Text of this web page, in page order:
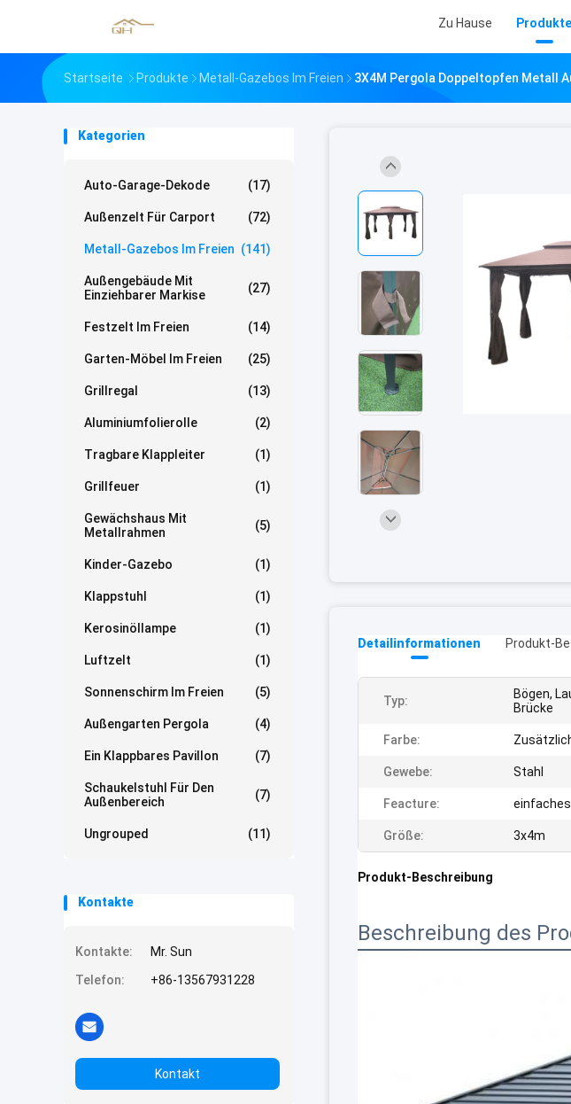
Zu Hause Produkte
Startseite Produkte Metall-Gazebos Im Freien 3X4M Pergola Doppeltopfen Metall
Kategorien
Auto-Garage-Dekode (17)
Außenzelt Für Carport (72)
Metall-Gazebos Im Freien (141)
Außengebäude Mit
Einziehbarer Markise
(27)
Festzelt Im Freien (14)
Garten-Möbel Im Freien (25)
Grillregal (13)
Aluminiumfolierolle (2)
Tragbare Klappleiter (1)
Grillfeuer (1)
Gewächshaus Mit
Metallrahmen
(5)
Kinder-Gazebo (1)
Klappstuhl (1)
Kerosinöllampe (1)
Luftzelt (1)
Sonnenschirm Im Freien (5)
Außengarten Pergola (4)
Ein Klappbares Pavillon (7)
Schaukelstuhl Für Den
Außenbereich
(7)
Ungrouped (11)
Kontakte
Kontakte:
Mr. Sun
Telefon:
+86-13567931228
Kontakt
Detailinformationen Produkt-
Typ:
Bögen,
Brücke
Farbe:
Gewebe: Stahl
Feacture:
Größe: 3x4m
Produkt-Beschreibung
Beschreibung des